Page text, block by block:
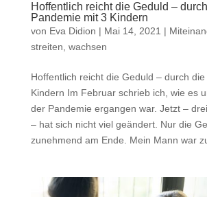
Hoffentlich reicht die Geduld –
Pandemie mit 3 Kindern
von Eva Didion | Mai 14, 2021 |
streiten, wachsen
Hoffentlich reicht die Geduld – durch
Kindern Im Februar schrieb ich, wie es
der Pandemie ergangen war. Jetzt –
– hat sich nicht viel geändert. Nur die
zunehmend am Ende. Mein Mann war